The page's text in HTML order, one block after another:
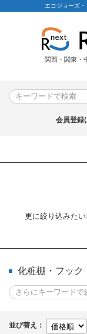
エコジョーズ
関西・関東・
会員登
更に絞り込みた
化粧棚・フック
並び替え：